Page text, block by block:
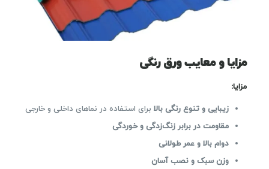
مزایا و معایب ورق رنگی
مزایا:
زیبایی و تنوع رنگی بالابرای استفاده در نماهای داخلی و خارجی
مقاومت در برابر زنگ‌زدگی و خوردگی
دوام بالا و عمر طولانی
وزن سبک و نصب آسان